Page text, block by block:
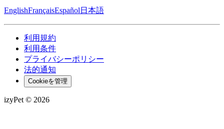
EnglishFrançaisEspañol日本語
利用規約
利用条件
プライバシーポリシー
法的通知
Cookieを管理
izyPet © 2026